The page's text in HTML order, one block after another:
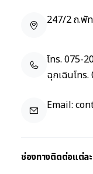
247/2 ถ.พั
โทร. 075-
ฉุกเฉินโทร.
Email:
ช่องทางติดต่อแต่ล